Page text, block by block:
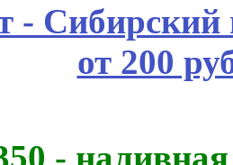
- Сибирский
от 200
-